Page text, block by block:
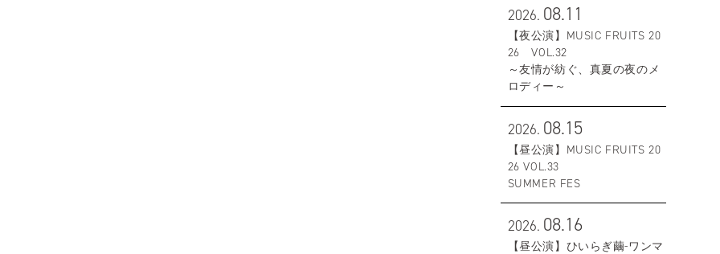
2026. 08.11
【夜公演】MUSIC FRUITS 20
26 VOL.32
～友情が紡ぐ、真夏の夜のメ
ロディー～
2026. 08.15
【昼公演】MUSIC FRUITS 20
26 VOL.33
SUMMER FES
2026. 08.16
【昼公演】ひいらぎ繭-ワンマ